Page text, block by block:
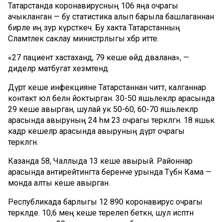
Татарстанда коронавирусның 106 яңа очрагы
ачыкланган — бу статистика алып барыла башлаганнан
бирле иң зур күрсәткеч. Бу хакта Татарстанның
Сәламәтлек саклау министрлыгы хәбәр итте.
«27 пациент хастаханәдә, 79 кеше өйдә дәвалана», —
диделәр матбугат хезмәтендә.
Дүрт кеше инфекцияне Татарстаннан читтә, калганнар
контакт юл белән йоктырган. 30-50 яшьлекләр арасында
29 кеше авырган, шулай ук 50-60, 60-70 яшьлекләр
арасында авыруның 24 һәм 23 очрагы теркәлгән. 18 яшькә
кадәр кешеләр арасында авыруның дүрт очрагы
теркәлгән.
Казанда 58, Чаллыда 13 кеше авырый. Районнар
арасында антирейтингта беренче урында Түбән Кама —
монда алты кеше авырган.
Республикада барлыгы 12 890 коронавирус очрагы
теркәлде. 10,6 мең кеше терелеп беткән, шул исәптән